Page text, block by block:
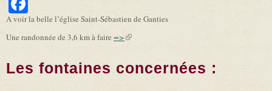
A voir la belle l’église Saint-Sébastien de Ganties
Une randonnée de 3,6 km à faire =>(link is external)
Les fontaines concernées :